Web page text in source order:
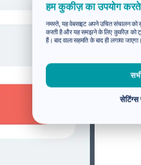
हम कुकीज़ का उपयोग
नमस्ते, यह वेबसाइट अपने उचित संचालन
करती है और यह समझने के लिए कुकीज़ को
हैं। बाद वाला सहमति के बाद ही लगाया जाएगा।
सेटिंग्स